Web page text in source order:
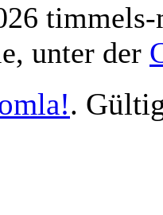
timmels-
unter der
.